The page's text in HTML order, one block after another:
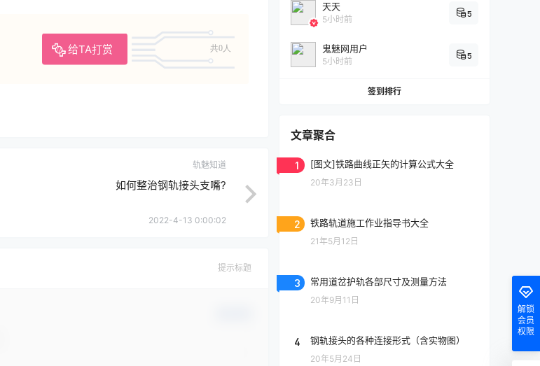
给TA打赏 共0人
轨魅知道
如何整治钢轨接头支嘴?
2022-4-13 0:00:02
提示标题
天天
5小时前
5
鬼魅网用户
5小时前
5
签到排行
文章聚合
1 [图文]铁路曲线正矢的计算公式大全
20年3月23日
2 铁路轨道施工作业指导书大全
21年5月12日
3 常用道岔护轨各部尺寸及测量方法
20年9月11日
4 钢轨接头的各种连接形式（含实物图）
20年5月24日
解锁
会员
权限